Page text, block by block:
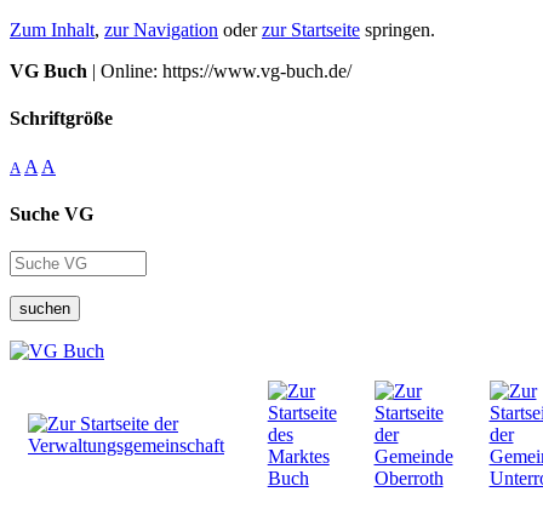
Zum Inhalt, zur Navigation oderzur Startseite springen.
VG Buch | Online: https://www.vg-buch.de/
Schriftgröße
A A A
Suche VG
suchen